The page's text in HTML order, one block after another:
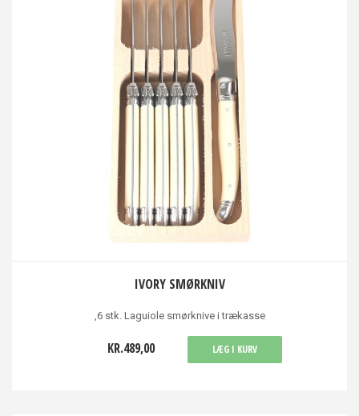
IVORY SMØRKNIV
,6 stk. Laguiole smørknive i trækasse
KR.489,00 LÆG I KURV